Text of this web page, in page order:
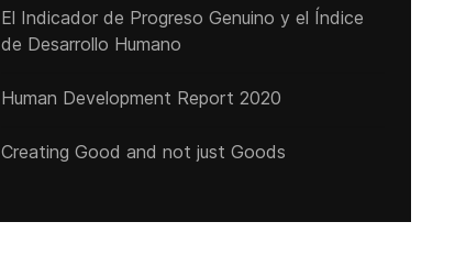
El Indicador de Progreso Genuino y el Índice
de Desarrollo Humano
Human Development Report 2020
Creating Good and not just Goods